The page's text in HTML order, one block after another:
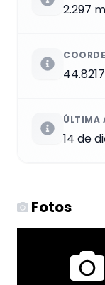
2.297 m
ÚLTIMA
14 de
Fotos